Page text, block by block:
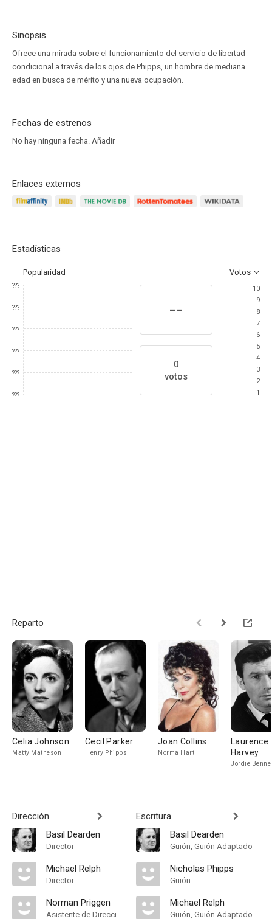
Sinopsis
Ofrece una mirada sobre el funcionamiento del servicio de libertad
condicional a través de los ojos de Phipps, un hombre de mediana
edad en busca de mérito y una nueva ocupación.
Fechas de estrenos
No hay ninguna fecha. Añadir
Enlaces externos
Estadísticas
Popularidad Votos
???
???
???
???
???
???
--
0
votos
10
9
8
7
6
5
4
3
2
1
Reparto
Celia Johnson
Matty Matheson
Cecil Parker
Henry Phipps
Joan Collins
Norma Hart
Laurence
Harvey
Jordie
Dirección
Basil Dearden
Director
Michael Relph
Director
Norman Priggen
Asistente de Dirección
Escritura
Basil Dearden
Guión, Guión Adaptado
Nicholas Phipps
Guión
Michael Relph
Guión, Guión Adaptado